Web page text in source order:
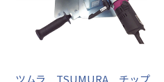
ツムラ TSUMURA チップ